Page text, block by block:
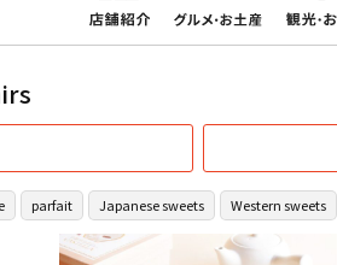
parfait Japanese sweets Western sweets